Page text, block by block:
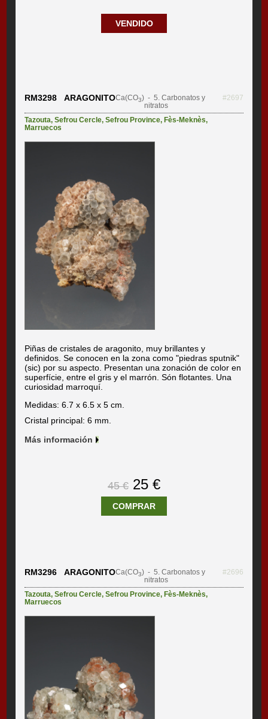
VENDIDO
RM3298 ARAGONITOCa(CO3) - 5. Carbonatos y
nitratos
#2697
Tazouta,Sefrou Cercle,Sefrou Province,Fès-Meknès,
Marruecos
Piñas de cristales de aragonito, muy brillantes y
definidos. Se conocen en la zona como "piedras sputnik"
(sic) por su aspecto. Presentan una zonación de color en
superfície, entre el gris y el marrón. Són flotantes. Una
curiosidad marroquí.
Medidas: 6.7 x 6.5 x 5 cm.
Cristal principal: 6 mm.
Más información
45 € 25 €
COMPRAR
RM3296 ARAGONITOCa(CO3) - 5. Carbonatos y
nitratos
#2696
Tazouta,Sefrou Cercle,Sefrou Province,Fès-Meknès,
Marruecos